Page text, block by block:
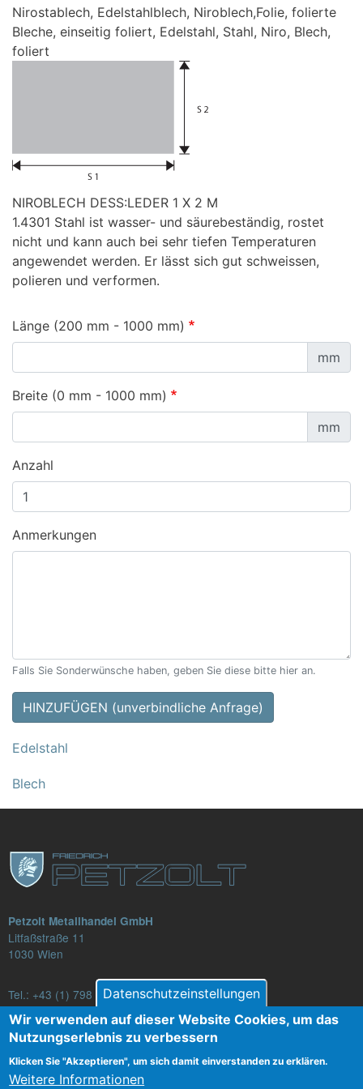
Nirostablech, Edelstahlblech, Niroblech,Folie, folierte
Bleche, einseitig foliert, Edelstahl, Stahl, Niro, Blech,
foliert
NIROBLECH DESS:LEDER 1 X 2 M
1.4301 Stahl ist wasser- und säurebeständig, rostet
nicht und kann auch bei sehr tiefen Temperaturen
angewendet werden. Er lässt sich gut schweissen,
polieren und verformen.
Länge (200 mm - 1000 mm)
mm
Breite (0 mm - 1000 mm)
mm
Anzahl
Anmerkungen
Falls Sie Sonderwünsche haben, geben Sie diese bitte hier an.
HINZUFÜGEN (unverbindliche Anfrage)
Edelstahl
Blech
Petzolt Metallhandel GmbH
Litfaßstraße 11
1030 Wien
Tel.: +43 (1) 798 82 88-16
E-Mail: verkauf@petzolt.at
Datenschutzeinstellungen
Wir verwenden auf dieser Website Cookies, um das
Nutzungserlebnis zu verbessern
Klicken Sie "Akzeptieren", um sich damit einverstanden zu erklären.
Weitere Informationen